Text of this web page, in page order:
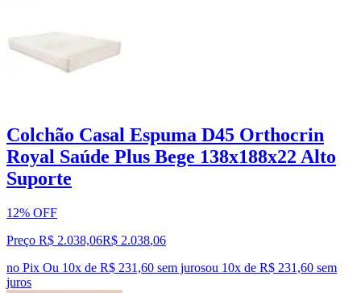
Colchão Casal Espuma D45 Orthocrin
Royal Saúde Plus Bege 138x188x22 Alto
Suporte
12% OFF
Preço R$ 2.038,06R$ 2.038,06
no Pix Ou 10x de R$ 231,60 sem jurosou 10x de R$ 231,60 sem
juros